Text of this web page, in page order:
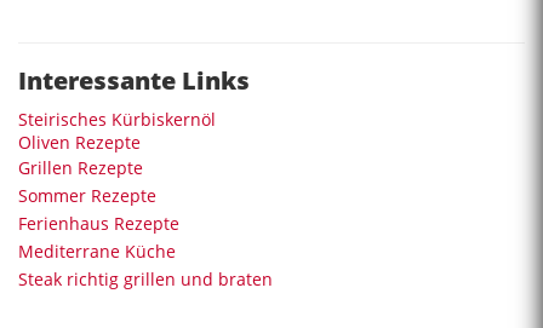
Interessante Links
Steirisches Kürbiskernöl
Oliven Rezepte
Grillen Rezepte
Sommer Rezepte
Ferienhaus Rezepte
Mediterrane Küche
Steak richtig grillen und braten